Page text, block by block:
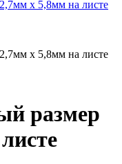
размер